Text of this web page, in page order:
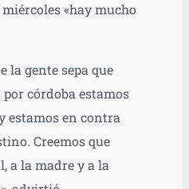
«hay mucho
la gente sepa que
córdoba estamos
estamos en contra
Creemos que
a la madre y a la